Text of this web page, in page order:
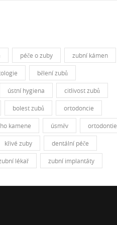
péče o zuby zubní kámen
bělení zubů
ústní hygiena citlivost zubů
bolest zubů ortodoncie
kamene úsměv ortodontie
křivé zuby dentální péče
lékař zubní implantáty